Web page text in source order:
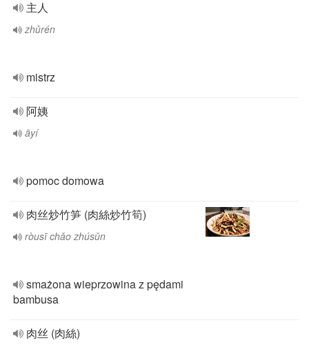
主人
zhǔrén
mistrz
阿姨
āyí
pomoc domowa
肉丝炒竹笋 (肉絲炒竹筍)
ròusī chǎo zhúsǔn
smażona wieprzowina z pędami
bambusa
肉丝 (肉絲)